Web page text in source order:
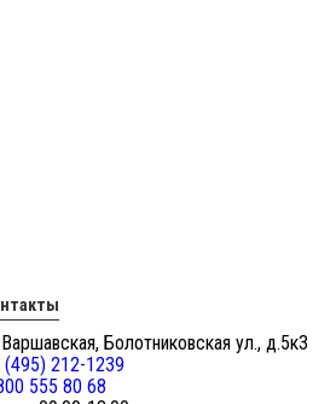
Болотниковская ул., д.5к3
(495) 212-1239
555 80 68